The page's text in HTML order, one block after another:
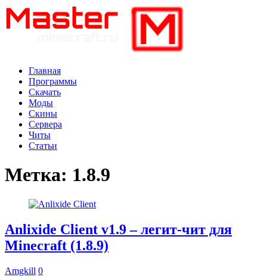
Главная
Программы
Скачать
Моды
Скины
Сервера
Читы
Статьи
Метка: 1.8.9
Anlixide Client v1.9 – легит-чит для
Minecraft (1.8.9)
Amgkill 0